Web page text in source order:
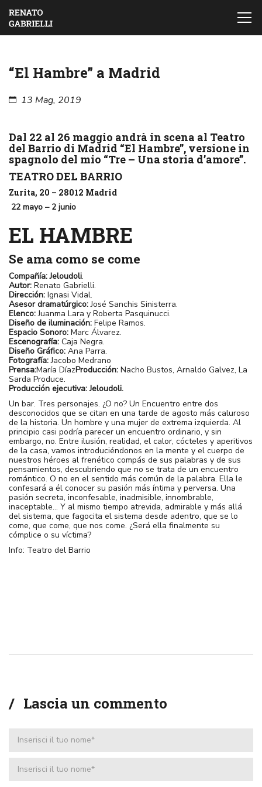
“El Hambre” a Madrid
13 Mag, 2019
Dal 22 al 26 maggio andrà in scena al Teatro
del Barrio di Madrid “El Hambre”, versione in
spagnolo del mio “Tre – Una storia d’amore”.
TEATRO DEL BARRIO
Zurita, 20 – 28012 Madrid
22 mayo – 2 junio
EL HAMBRE
Se ama como se come
Compañía: Jeloudoli.
Autor: Renato Gabrielli.
Dirección: Ignasi Vidal.
Asesor dramatúrgico:José Sanchis Sinisterra.
Elenco:Juanma Lara y Roberta Pasquinucci.
Diseño de iluminación: Felipe Ramos.
Espacio Sonoro: Marc Álvarez.
Escenografía: Caja Negra.
Diseño Gráfico: Ana Parra.
Fotografía:Jacobo Medrano
Prensa:María DíazProducción: Nacho Bustos, Arnaldo Galvez, La
Sarda Produce.
Producción ejecutiva: Jeloudoli.
Un bar. Tres personajes. ¿O no? Un Encuentro entre dos
desconocidos que se citan en una tarde de agosto más caluroso
de la historia. Un hombre y una mujer de extrema izquierda. Al
principio casi podría parecer un encuentro ordinario, y sin
embargo, no. Entre ilusión, realidad, el calor, cócteles y aperitivos
de la casa, vamos introduciéndonos en la mente y el cuerpo de
nuestros héroes al frenético compás de sus palabras y de sus
pensamientos, descubriendo que no se trata de un encuentro
romántico. O no en el sentido más común de la palabra. Ella le
confesará a él conocer su pasión más íntima y perversa. Una
pasión secreta, inconfesable, inadmisible, innombrable,
inaceptable… Y al mismo tiempo atrevida, admirable y más allá
del sistema, que fagocita el sistema desde adentro, que se lo
come, que come, que nos come. ¿Será ella finalmente su
cómplice o su víctima?
Info: Teatro del Barrio
Lascia un commento